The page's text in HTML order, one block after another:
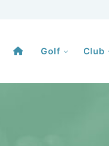
Golf Club